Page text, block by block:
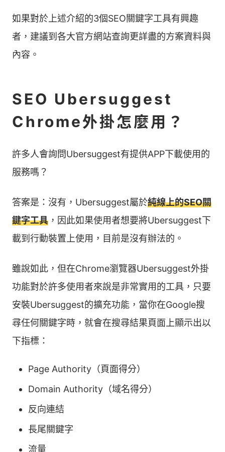
如果對於上述介紹的3個SEO關鍵字工具有興趣
者，建議到各大官方網站查詢更詳盡的方案資料與
內容。
SEO Ubersuggest
Chrome外掛怎麼用？
許多人會詢問Ubersuggest有提供APP下載使用的
服務嗎？
答案是：沒有，Ubersuggest屬於純線上的SEO關
鍵字工具 ，因此如果使用者想要將Ubersuggest下
載到行動裝置上使用，目前是沒有辦法的。
雖說如此，但在Chrome瀏覽器Ubersuggest外掛
功能對於許多使用者來說是非常實用的工具，只要
安裝Ubersuggest的擴充功能，當你在Google搜
尋任何關鍵字時，就會在搜尋結果頁面上顯示出以
下指標：
Page Authority（頁面得分）
Domain Authority（域名得分）
反向連結
長尾關鍵字
流量